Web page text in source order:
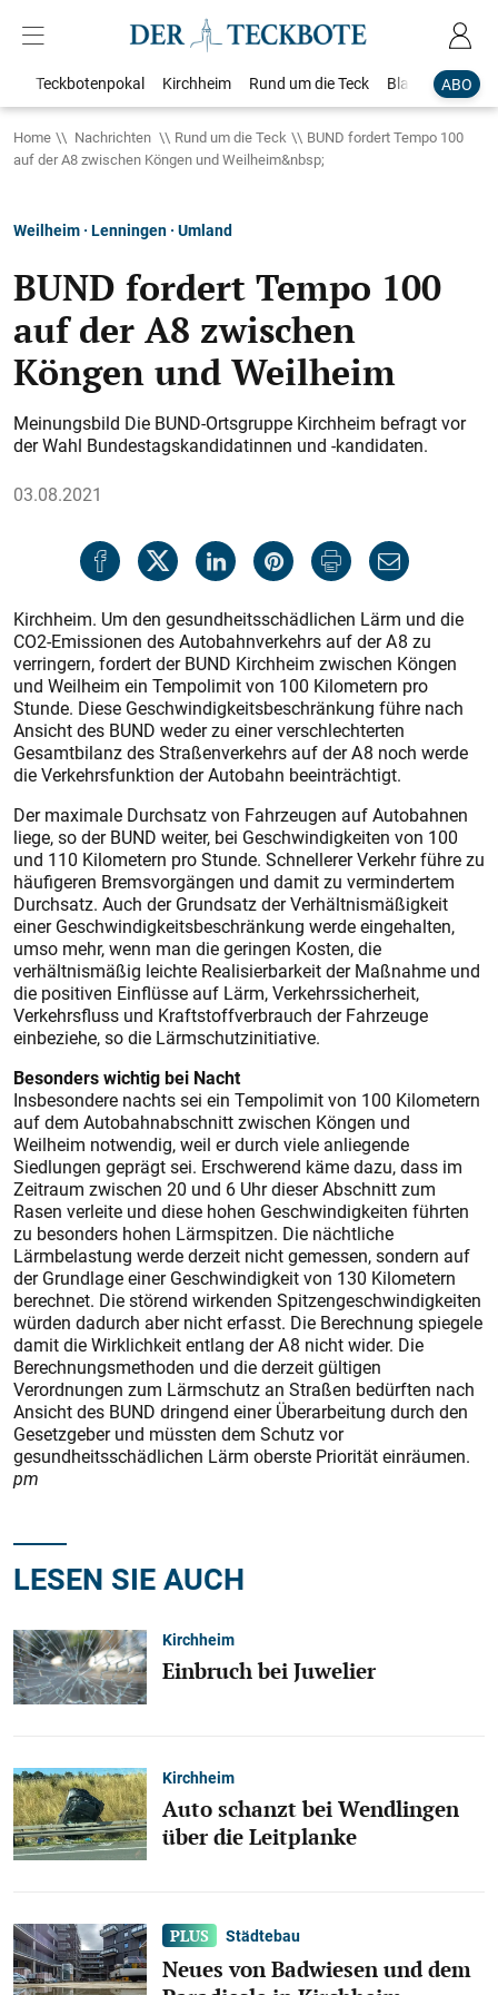
ABO
Teckbotenpokal Kirchheim Rund um die Teck Blaulicht
Home Nachrichten Rund um die Teck
BUND fordert Tempo 100
auf der A8 zwischen Köngen und Weilheim&nbsp;
Weilheim · Lenningen · Umland
BUND fordert Tempo 100
auf der A8 zwischen
Köngen und Weilheim
Meinungsbild Die BUND-Ortsgruppe Kirchheim befragt vor
der Wahl ­Bundestagskandidatinnen und -kandidaten.
03.08.2021
Kirchheim. Um den gesundheitsschädlichen Lärm und die
CO2-Emissionen des Autobahnverkehrs auf der A 8 zu
verringern, fordert der BUND Kirchheim zwischen Köngen
und Weilheim ein Tempolimit von 100 Kilometern pro
Stunde. Diese Geschwindigkeitsbeschränkung führe nach
Ansicht des BUND weder zu einer verschlechterten
Gesamtbilanz des Straßenverkehrs auf der A 8 noch werde
die Verkehrsfunktion der Autobahn beeinträchtigt.
Der maximale Durchsatz von Fahrzeugen auf Autobahnen
liege, so der BUND weiter, bei Geschwindigkeiten von 100
und 110 Kilometern pro Stunde. Schnellerer Verkehr führe zu
häufigeren Bremsvorgängen und damit zu vermindertem
Durchsatz. Auch der Grundsatz der Verhältnismäßigkeit
einer Geschwindigkeitsbeschränkung werde eingehalten,
umso mehr, wenn man die geringen Kosten, die
verhältnismäßig leichte Realisierbarkeit der Maßnahme und
die positiven Einflüsse auf Lärm, Verkehrssicherheit,
Verkehrsfluss und Kraftstoffverbrauch der Fahrzeuge
einbeziehe, so die Lärmschutzinitiative.
Besonders wichtig bei Nacht
Insbesondere nachts sei ein Tempolimit von 100 Kilometern
auf dem Autobahnabschnitt zwischen Köngen und
Weilheim notwendig, weil er durch viele anliegende
Siedlungen geprägt sei. Erschwerend käme dazu, dass im
Zeitraum zwischen 20 und 6 Uhr dieser Abschnitt zum
Rasen verleite und diese hohen Geschwindigkeiten führten
zu besonders hohen Lärmspitzen. Die nächtliche
Lärmbelas­tung werde derzeit nicht gemessen, sondern auf
der Grundlage einer Geschwindigkeit von 130 Kilometern
berechnet. Die störend wirkenden Spitzengeschwindigkeiten
würden dadurch aber nicht erfasst. Die Berechnung spiegele
damit die Wirklichkeit entlang der A 8 nicht wider. Die
Berechnungsmethoden und die derzeit gültigen
Verordnungen zum Lärmschutz an Straßen bedürften nach
Ansicht des BUND dringend einer Überarbeitung durch den
Gesetzgeber und müssten dem Schutz vor
gesundheitsschädlichen Lärm obers­te Priorität einräumen.
pm
LESEN SIE AUCH
Kirchheim
Einbruch bei Juwelier
Kirchheim
Auto schanzt bei Wendlingen
über die Leitplanke
Städtebau
Neues von Badwiesen und dem